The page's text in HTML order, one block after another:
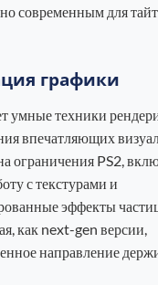
современным для
графики
умные техники
впечатляющих
ограничения PS2,
с текстурами и
эффекты
как next-gen версии,
направление